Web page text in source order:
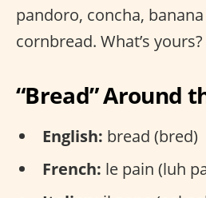
pandoro, concha,
cornbread. What’s yours?
“Bread” Around
English: bread (bred)
French: le pain (luh